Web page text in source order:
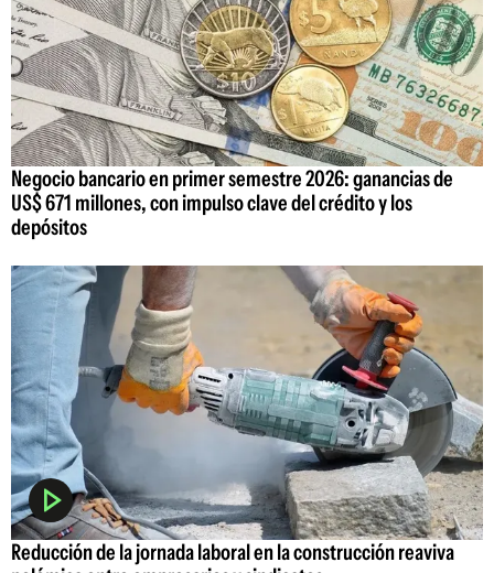
Negocio bancario en primer semestre 2026: ganancias de
US$ 671 millones, con impulso clave del crédito y los
depósitos
Reducción de la jornada laboral en la construcción reaviva